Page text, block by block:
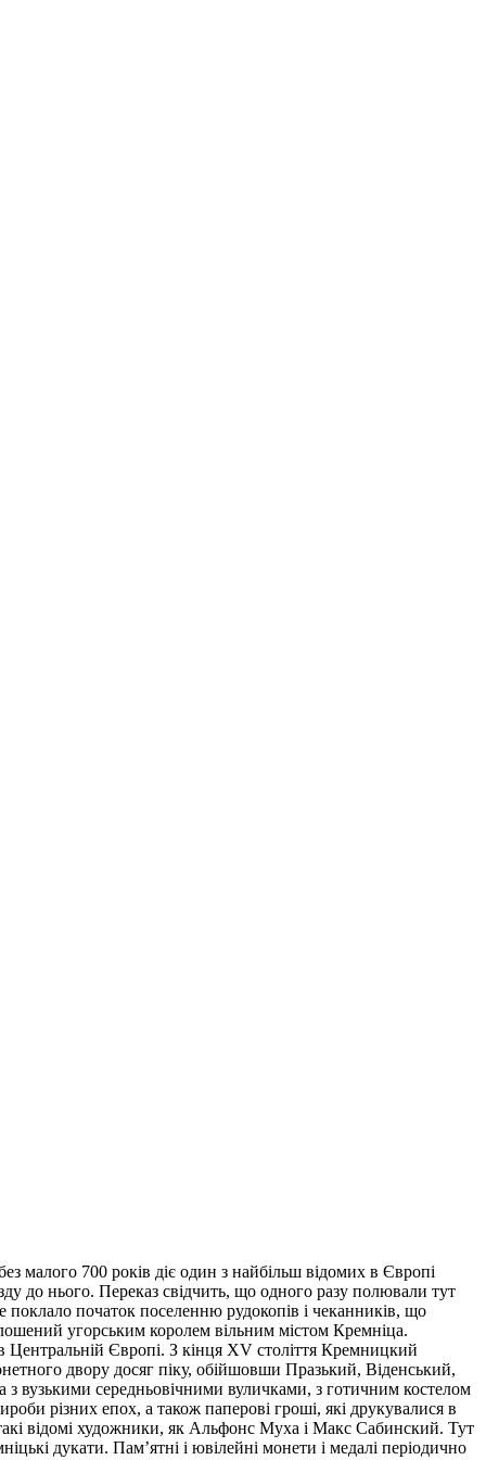
малого 700 років діє один з найбільш відомих в Європі
до нього. Переказ свідчить, що одного разу полювали тут
початок поселенню рудокопів і чеканників, що
угорським королем вільним містом Кремніца.
Європі. З кінця XV століття Кремницкий
двору досяг піку, обійшовши Празький, Віденський,
вузькими середньовічними вуличками, з готичним костелом
різних епох, а також паперові гроші, які друкувалися в
відомі художники, як Альфонс Муха і Макс Сабинский. Тут
дукати. Пам’ятні і ювілейні монети і медалі періодично